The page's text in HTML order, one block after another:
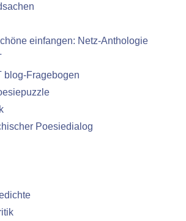
einfangen: Netz-Anthologie
blog-Fragebogen
Poesiedialog